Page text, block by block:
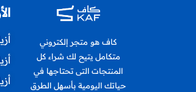
كاف هو متجر إلكتروني
متكامل يتيح لك شراء كل
المنتجات التى تحتاجها في
حياتك اليومية بأسهل الطرق